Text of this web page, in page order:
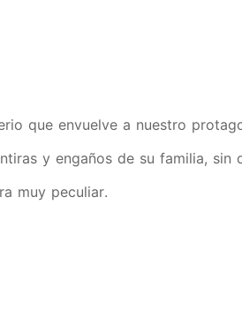
que envuelve a nuestro
y engaños de su familia, sin
muy peculiar.